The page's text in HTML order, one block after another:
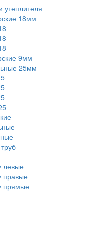
утеплителя
18мм
9мм
25мм
левые
правые
прямые